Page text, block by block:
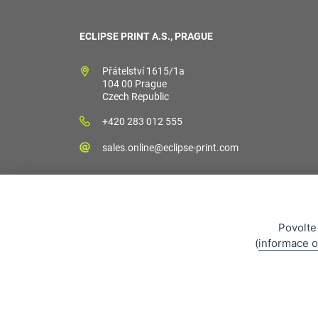
ECLIPSE PRINT A.S., PRAGUE
Přátelství 1615/1a
104 00 Prague
Czech Republic
+420 283 012 555
sales.online@eclipse-print.com
Obchodní
(informace